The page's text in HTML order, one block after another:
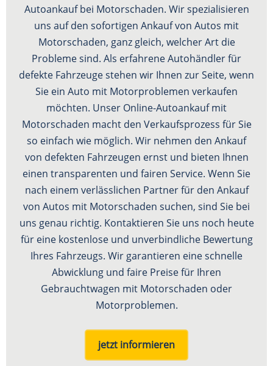
Autoankauf bei Motorschaden. Wir spezialisieren
uns auf den sofortigen Ankauf von Autos mit
Motorschaden, ganz gleich, welcher Art die
Probleme sind. Als erfahrene Autohändler für
defekte Fahrzeuge stehen wir Ihnen zur Seite, wenn
Sie ein Auto mit Motorproblemen verkaufen
möchten. Unser Online-Autoankauf mit
Motorschaden macht den Verkaufsprozess für Sie
so einfach wie möglich. Wir nehmen den Ankauf
von defekten Fahrzeugen ernst und bieten Ihnen
einen transparenten und fairen Service. Wenn Sie
nach einem verlässlichen Partner für den Ankauf
von Autos mit Motorschaden suchen, sind Sie bei
uns genau richtig. Kontaktieren Sie uns noch heute
für eine kostenlose und unverbindliche Bewertung
Ihres Fahrzeugs. Wir garantieren eine schnelle
Abwicklung und faire Preise für Ihren
Gebrauchtwagen mit Motorschaden oder
Motorproblemen.
jetzt informieren